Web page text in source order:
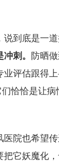
到底是一道
刺。
防晒
业评估跟得
恰恰是让病
院也希望传
把它妖魔化